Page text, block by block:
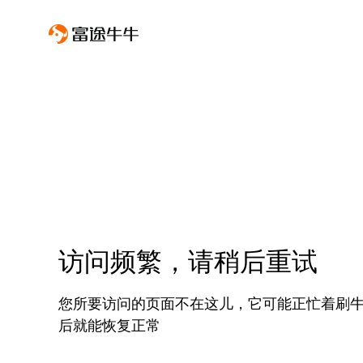
访问频繁，请稍后重试
您所要访问的页面不在这儿，它可能正忙着刷
后就能恢复正常